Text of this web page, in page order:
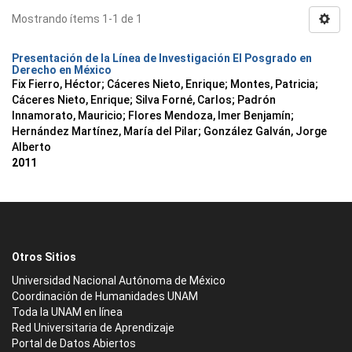
Mostrando ítems 1-1 de 1
Presentación de la Línea de Investigación El Posgrado en
Derecho en México
Fix Fierro, Héctor; Cáceres Nieto, Enrique; Montes, Patricia;
Cáceres Nieto, Enrique; Silva Forné, Carlos; Padrón
Innamorato, Mauricio; Flores Mendoza, Imer Benjamín;
Hernández Martínez, María del Pilar; González Galván, Jorge
Alberto
2011
Otros Sitios
Universidad Nacional Autónoma de México
Coordinación de Humanidades UNAM
Toda la UNAM en línea
Red Universitaria de Aprendizaje
Portal de Datos Abiertos